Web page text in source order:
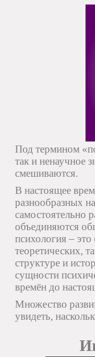
Под термином
так и ненаучное
смешиваются.
В настоящее
разнообразных
самостоятельно
объединяются
психология –
теоретических,
структуре и
сущности
времён до
Множество
увидеть,